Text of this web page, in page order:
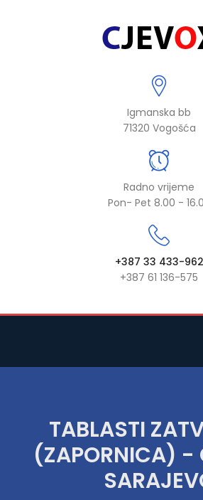
Igmanska bb
71320 Vogošća
Radno vrijeme
Pon- Pet 8.00 -
+387 33 433-962
+387 61 136-575
TABLASTI
(ZAPORNICA) -